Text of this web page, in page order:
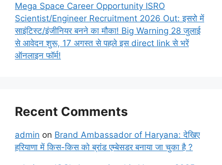
Mega Space Career Opportunity ISRO
Scientist/Engineer Recruitment 2026 Out: इसरो में
साइंटिस्ट/इंजीनियर बनने का मौका! Big Warning 28 जुलाई
से आवेदन शुरू, 17 अगस्त से पहले इस direct link से भरें
ऑनलाइन फॉर्म!
Recent Comments
admin on Brand Ambassador of Haryana: देखिए
हरियाणा में किस-किस को ब्रांड एम्बेसडर बनाया जा चुका है ?